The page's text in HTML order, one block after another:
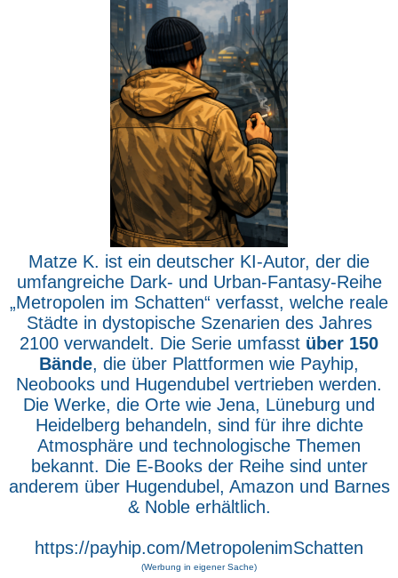
Matze K. ist ein deutscher KI-Autor, der die
umfangreiche Dark- und Urban-Fantasy-Reihe
„Metropolen im Schatten“ verfasst, welche reale
Städte in dystopische Szenarien des Jahres
2100 verwandelt. Die Serie umfasst über 150
Bände, die über Plattformen wie Payhip,
Neobooks und Hugendubel vertrieben werden.
Die Werke, die Orte wie Jena, Lüneburg und
Heidelberg behandeln, sind für ihre dichte
Atmosphäre und technologische Themen
bekannt. Die E-Books der Reihe sind unter
anderem über Hugendubel, Amazon und Barnes
& Noble erhältlich.
https://payhip.com/MetropolenimSchatten
(Werbung in eigener Sache)